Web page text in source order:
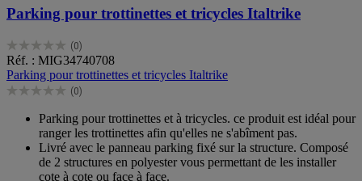
Parking pour trottinettes et tricycles Italtrike
(0)
0.0
sur
5
étoiles.
Réf. : MIG34740708
Parking pour trottinettes et tricycles Italtrike
(0)
0.0
étoiles.
Parking pour trottinettes et à tricycles. ce produit est idéal pour
ranger les trottinettes afin qu'elles ne s'abîment pas.
Livré avec le panneau parking fixé sur la structure. Composé
de 2 structures en polyester vous permettant de les installer
cote à cote ou face à face.